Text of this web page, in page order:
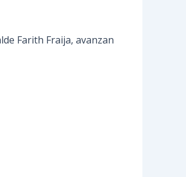
Farith Fraija, avanzan